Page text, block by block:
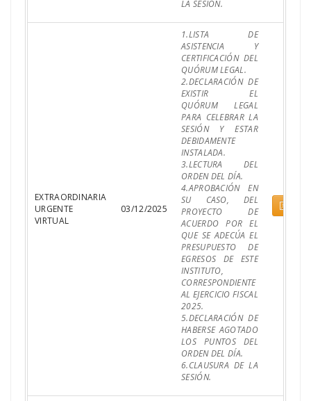
LA SESIÓN.
EXTRAORDINARIA
URGENTE
VIRTUAL
03/12/2025
1.LISTA DE
ASISTENCIA Y
CERTIFICACIÓN DEL
QUÓRUM LEGAL.
2.DECLARACIÓN DE
EXISTIR EL
QUÓRUM LEGAL
PARA CELEBRAR LA
SESIÓN Y ESTAR
DEBIDAMENTE
INSTALADA.
3.LECTURA DEL
ORDEN DEL DÍA.
4.APROBACIÓN EN
SU CASO, DEL
PROYECTO DE
ACUERDO POR EL
QUE SE ADECÚA EL
PRESUPUESTO DE
EGRESOS DE ESTE
INSTITUTO,
CORRESPONDIENTE
AL EJERCICIO FISCAL
2025.
5.DECLARACIÓN DE
HABERSE AGOTADO
LOS PUNTOS DEL
ORDEN DEL DÍA.
6.CLAUSURA DE LA
SESIÓN.